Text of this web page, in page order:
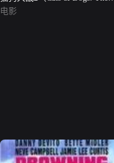
Revenge of Kitty Galore）（英语
电影